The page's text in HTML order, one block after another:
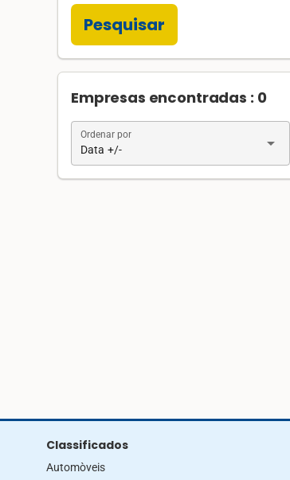
Pesquisar
Empresas encontradas : 0
Data +/-
Ordenar por arrow_drop_down
Classificados
Automòveis